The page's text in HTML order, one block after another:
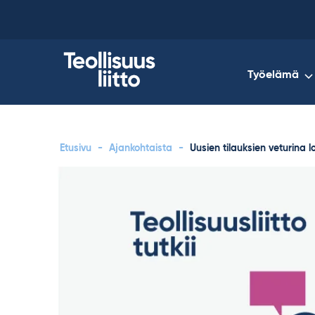
Työelämä
Etusivu - Ajankohtaista - Uusien tilauksien veturina